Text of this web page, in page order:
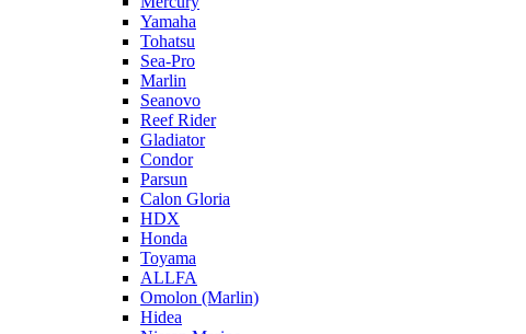
Yamaha
Tohatsu
Sea-Pro
Marlin
Seanovo
Reef Rider
Gladiator
Condor
Parsun
Calon Gloria
HDX
Honda
Toyama
ALLFA
Omolon (Marlin)
Hidea